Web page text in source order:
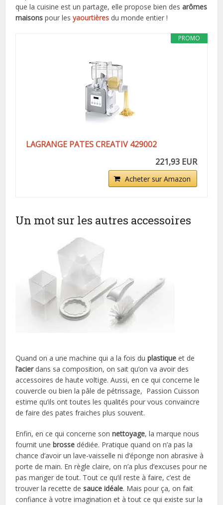
que la cuisine est un partage, elle propose bien des arômes
maisons pour lesyaourtières du monde entier !
PROMO
LAGRANGE PATES CREATIV 429002
221,93 EUR
Acheter sur Amazon
Un mot sur les autres accessoires
Quand on a une machine qui a la fois duplastique et de
l’acierdans sa composition, on sait qu’on va avoir des
accessoires de haute voltige. Aussi, en ce qui concerne le
couvercle ou bien la pâle de pétrissage, Passion Cuisson
estime qu’ils ont toutes les qualités pour vous convaincre
de faire des pates fraiches plus souvent.
Enfin, en ce qui concerne sonnettoyage, la marque nous
fournit unebrosse dédiée. Pratique quand on n’a pas la
chance d’avoir un lave-vaisselle ni d’éponge non abrasive à
porte de main. En règle claire, on n’a plus d’excuses pour ne
pas manger de tout. Tout ce qu’il reste à faire, c’est de
trouver la recette desauce idéale. Mais pour ça, on fait
confiance à votre imagination et à tout ce qui existe sur la